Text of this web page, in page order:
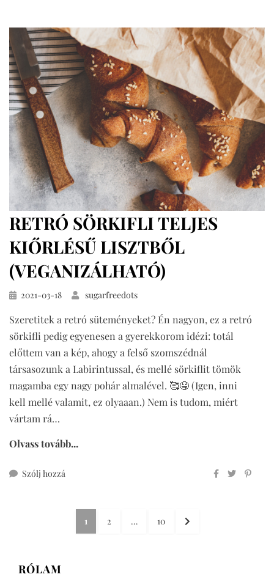
(vegán,
teljes
kiőrlésű)
RETRÓ SÖRKIFLI TELJES
KIŐRLÉSŰ LISZTBŐL
(VEGANIZÁLHATÓ)
Közzétéve
2021-03-18 sugarfreedots
Szeretitek a retró süteményeket? Én nagyon, ez a retró
sörkifli pedig egyenesen a gyerekkorom idézi: totál
előttem van a kép, ahogy a felső szomszédnál
társasozunk a Labirintussal, és mellé sörkiflit tömök
magamba egy nagy pohár almalével. 🥰🤤 (Igen, inni
kell mellé valamit, ez olyaaan.) Nem is tudom, miért
vártam rá…
Olvass tovább...
Szólj hozzá
kiőrlésű
BejegyzésekOLDAL
1 OLDAL
2 … OLDAL
10
KÖVETKEZŐ
RÓLAM